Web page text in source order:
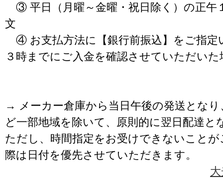
③ 平日（月曜～金曜・祝日除く）の正午
文
④ お支払方法に【銀行前振込】をご指定
３時までにご入金を確認させていただいた
→ メーカー倉庫から当日午後の発送となり
ど一部地域を除いて、原則的に翌日配達と
ただし、時間指定をお受けできないこと
際は日付を優先させていただきます。